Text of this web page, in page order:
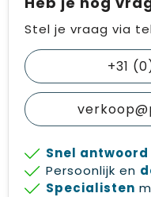
Stel je vraag via
+31
Snel antwoord
Persoonlijk en
Specialisten